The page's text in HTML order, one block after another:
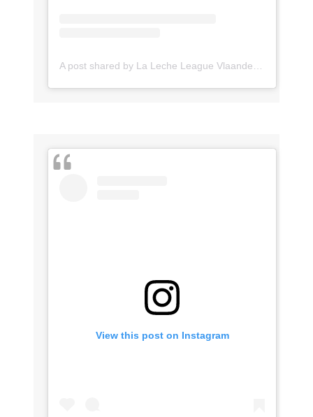
A post shared by La Leche League Vlaanderen (@lll_vlaanderen)
View this post on Instagram